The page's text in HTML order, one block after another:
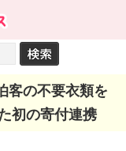
客の不要衣類を
初の寄付連携